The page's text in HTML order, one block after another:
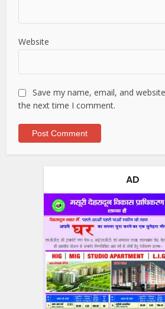
Website
Save my name, email, and
the next time I comment.
AD